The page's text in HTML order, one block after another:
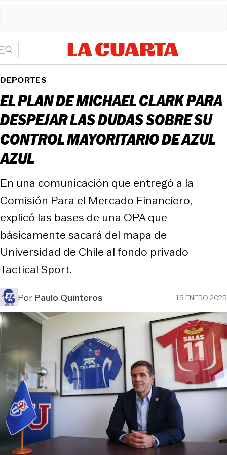
DEPORTES
EL PLAN DE MICHAEL CLARK PARA
DESPEJAR LAS DUDAS SOBRE SU
CONTROL MAYORITARIO DE AZUL
AZUL
En una comunicación que entregó a la
Comisión Para el Mercado Financiero,
explicó las bases de una OPA que
básicamente sacará del mapa de
Universidad de Chile al fondo privado
Tactical Sport.
PorPaulo Quinteros 15 ENERO 2025